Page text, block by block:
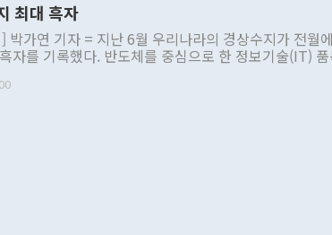
근거한 비현실적 구상'이라는 비판을 내놨다. 그동안 정
관련 발언이 물의를 빚은 적은 여러 번 있지만 대통령
공개적으로 부정적 입장을 표명한 것은 이례적이다.
북 접근법과 월권을 제어해야 한다는 목소리도 높아지
최대 흑자
박가연 기자 = 지난 6월 우리나라의 경상수지가 전월
자를 기록했다. 반도체를 중심으로 한 정보기술(IT)
르